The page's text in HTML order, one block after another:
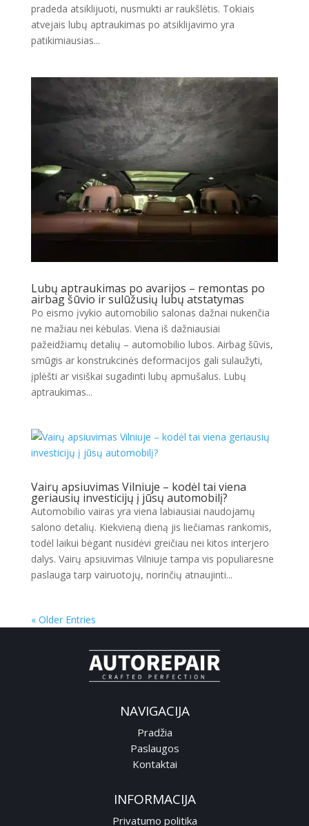
pradeda atsiklijuoti, nusmukti ar raukšlėtis. Tokiais
atvejais lubų aptraukimas po atsiklijavimo yra
patikimiausias...
Lubų aptraukimas po avarijos – remontas po
airbag šūvio ir sulūžusių lubų atstatymas
Po eismo įvykio automobilio salonas dažnai nukenčia
ne mažiau nei kėbulas. Viena iš dažniausiai
pažeidžiamų detalių – automobilio lubos. Airbag šūvis,
smūgis ar konstrukcinės deformacijos gali sulaužyti,
įplėšti ar visiškai sugadinti lubų apmušalus. Lubų
aptraukimas...
Vairų apsiuvimas Vilniuje – kodėl tai viena
geriausių investicijų į jūsų automobilį?
Automobilio vairas yra viena labiausiai naudojamų
salono detalių. Kiekvieną dieną jis liečiamas rankomis,
todėl laikui bėgant nusidėvi greičiau nei kitos interjero
dalys. Vairų apsiuvimas Vilniuje tampa vis populiaresne
paslauga tarp vairuotojų, norinčių atnaujinti...
« Older Entries
NAVIGACIJA
Pradžia
Paslaugos
Kontaktai
INFORMACIJA
Privatumo politika